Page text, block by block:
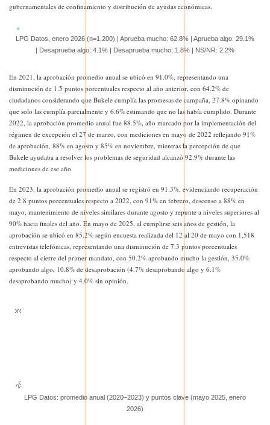
gubernamentales de confinamiento y distribución de ayudas económicas.
LPG Datos, enero 2026 (n=1,200) | Aprueba mucho: 62.8% | Aprueba algo: 29.1%
| Desaprueba algo: 4.1% | Desaprueba mucho: 1.8% | NS/NR: 2.2%
En 2021, la aprobación promedio anual se ubicó en 91.0%, representando una
disminución de 1.5 puntos porcentuales respecto al año anterior, con 64.2% de
ciudadanos considerando que Bukele cumplía las promesas de campaña, 27.8% opinando
que solo las cumplía parcialmente y 6.6% estimando que no las había cumplido. Durante
2022, la aprobación promedio anual fue 88.5%, año marcado por la implementación del
régimen de excepción el 27 de marzo, con mediciones en mayo de 2022 reflejando 91%
de aprobación, 88% en agosto y 85% en noviembre, mientras la percepción de que
Bukele ayudaba a resolver los problemas de seguridad alcanzó 92.9% durante las
mediciones de ese año.
En 2023, la aprobación promedio anual se registró en 91.3%, evidenciando recuperación
de 2.8 puntos porcentuales respecto a 2022, con 91% en febrero, descenso a 88% en
mayo, mantenimiento de niveles similares durante agosto y repunte a niveles superiores al
90% hacia finales del año. En mayo de 2025, al cumplirse seis años de gestión, la
aprobación se ubicó en 85.2% según encuesta realizada del 12 al 20 de mayo con 1,518
entrevistas telefónicas, representando una disminución de 7.3 puntos porcentuales
respecto al cierre del primer mandato, con 50.2% aprobando mucho la gestión, 35.0%
aprobando algo, 10.8% de desaprobación (4.7% desaprobando algo y 6.1%
desaprobando mucho) y 4.0% sin opinión.
LPG Datos: promedio anual (2020–2023) y puntos clave (mayo 2025, enero
2026)